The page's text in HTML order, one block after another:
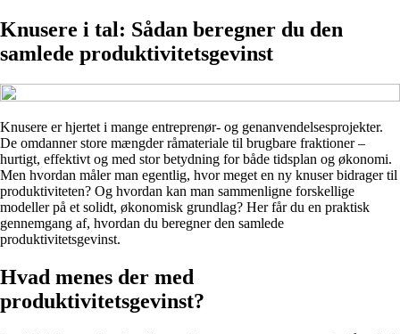
Knusere i tal: Sådan beregner du den
samlede produktivitetsgevinst
Knusere er hjertet i mange entreprenør- og genanvendelsesprojekter.
De omdanner store mængder råmateriale til brugbare fraktioner –
hurtigt, effektivt og med stor betydning for både tidsplan og økonomi.
Men hvordan måler man egentlig, hvor meget en ny knuser bidrager til
produktiviteten? Og hvordan kan man sammenligne forskellige
modeller på et solidt, økonomisk grundlag? Her får du en praktisk
gennemgang af, hvordan du beregner den samlede
produktivitetsgevinst.
Hvad menes der med
produktivitetsgevinst?